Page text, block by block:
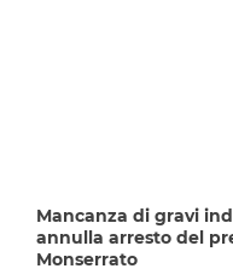
Mancanza di gravi
annulla arresto del
Monserrato